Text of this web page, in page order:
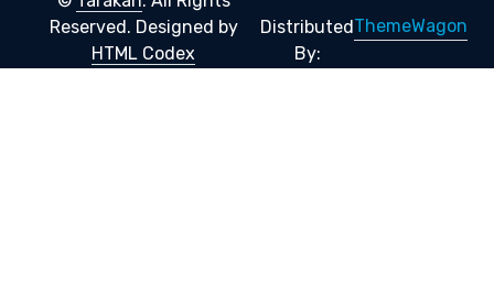
Reserved. Designed by
HTML Codex
Distributed
By:
ThemeWagon